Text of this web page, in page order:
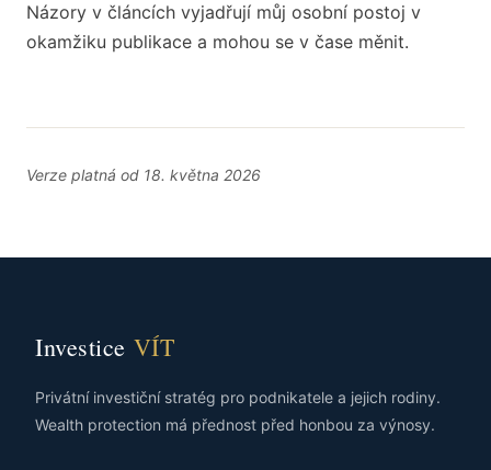
Názory v článcích vyjadřují můj osobní postoj v
okamžiku publikace a mohou se v čase měnit.
Verze platná od 18. května 2026
Investice VÍT
Privátní investiční stratég pro podnikatele a jejich rodiny.
Wealth protection má přednost před honbou za výnosy.